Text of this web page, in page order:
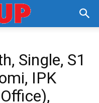
Single, S1
IPK